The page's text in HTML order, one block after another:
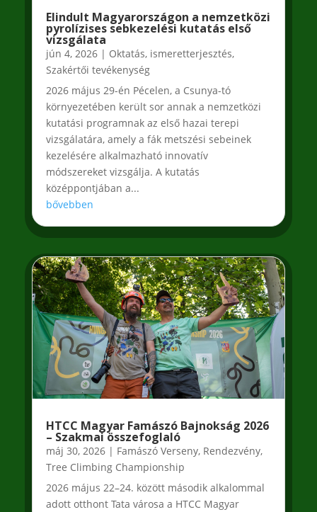
Elindult Magyarországon a nemzetközi
pyrolízises sebkezelési kutatás első
vizsgálata
jún 4, 2026| Oktatás, ismeretterjesztés,
Szakértői tevékenység
2026 május 29-én Pécelen, a Csunya-tó
környezetében került sor annak a nemzetközi
kutatási programnak az első hazai terepi
vizsgálatára, amely a fák metszési sebeinek
kezelésére alkalmazható innovatív
módszereket vizsgálja. A kutatás
középpontjában a...
bővebben
HTCC Magyar Famászó Bajnokság 2026
– Szakmai összefoglaló
máj 30, 2026| Famászó Verseny, Rendezvény,
Tree Climbing Championship
2026 május 22–24. között második alkalommal
adott otthont Tata városa a HTCC Magyar